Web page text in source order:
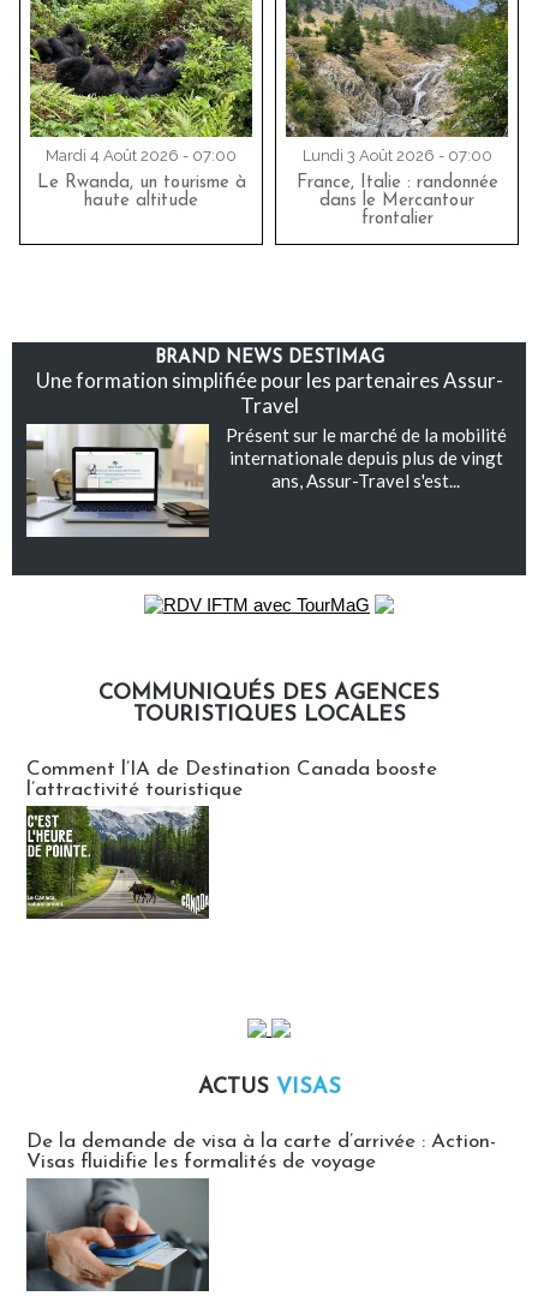
Mardi 4 Août 2026 - 07:00
Le Rwanda, un tourisme à
haute altitude
Lundi 3 Août 2026 - 07:00
France, Italie : randonnée
dans le Mercantour
frontalier
BRAND NEWS DESTIMAG
Une formation simplifiée pour les partenaires Assur-
Travel
Présent sur le marché de la mobilité
internationale depuis plus de vingt
ans, Assur-Travel s'est...
COMMUNIQUÉS DES AGENCES
TOURISTIQUES LOCALES
Comment l’IA de Destination Canada booste
l’attractivité touristique
ACTUS VISAS
De la demande de visa à la carte d’arrivée : Action-
Visas fluidifie les formalités de voyage